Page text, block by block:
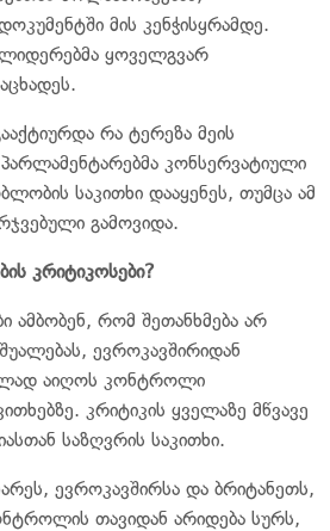
მის კენჭისყრამდე.
ყოველგვარ
რა ტერეზა მეის
კონსერვატიული
საკითხი დააყენეს, თუმცა ამ
გამოვიდა.
კრიტიკოსები?
ამბობენ, რომ შეთანხმება არ
ევროკავშირიდან
აიღოს კონტროლი
კრიტიკის ყველაზე მწვავე
საზღვრის საკითხი.
ევროკავშირსა და ბრიტანეთს,
თავიდან არიდება სურს,